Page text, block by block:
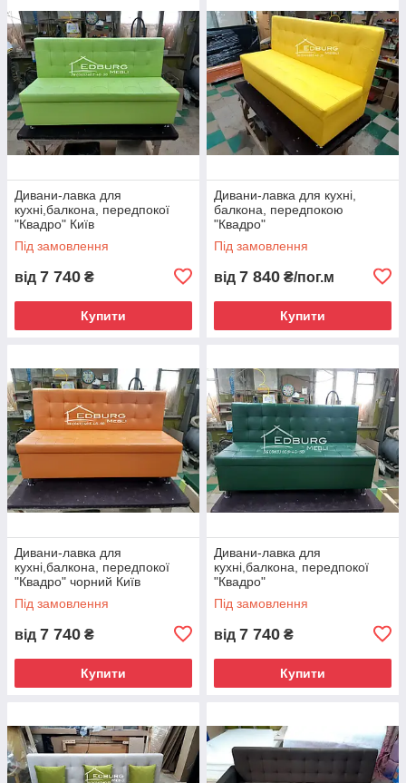
Дивани-лавка для
кухні,балкона, передпокої
"Квадро" Київ
Під замовлення
від 7 740 ₴
Купити
Дивани-лавка для кухні,
балкона, передпокою
"Квадро"
Під замовлення
від 7 840 ₴/пог.м
Купити
Дивани-лавка для
кухні,балкона, передпокої
"Квадро" чорний Київ
Під замовлення
від 7 740 ₴
Купити
Дивани-лавка для
кухні,балкона, передпокої
"Квадро"
Під замовлення
від 7 740 ₴
Купити